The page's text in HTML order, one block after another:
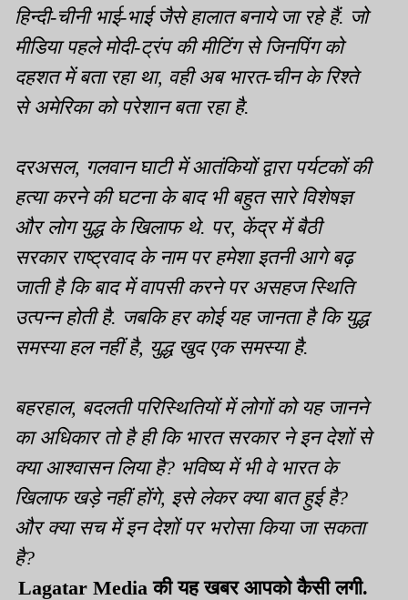
हिन्दी-चीनी भाई-भाई जैसे हालात बनाये जा रहे हैं. जो
मीडिया पहले मोदी-ट्रंप की मीटिंग से जिनपिंग को
दहशत में बता रहा था, वही अब भारत-चीन के रिश्ते
से अमेरिका को परेशान बता रहा है.
दरअसल, गलवान घाटी में आतंकियों द्वारा पर्यटकों की
हत्या करने की घटना के बाद भी बहुत सारे विशेषज्ञ
और लोग युद्ध के खिलाफ थे. पर, केंद्र में बैठी
सरकार राष्ट्रवाद के नाम पर हमेशा इतनी आगे बढ़
जाती है कि बाद में वापसी करने पर असहज स्थिति
उत्पन्न होती है. जबकि हर कोई यह जानता है कि युद्ध
समस्या हल नहीं है, युद्ध खुद एक समस्या है.
बहरहाल, बदलती परिस्थितियों में लोगों को यह जानने
का अधिकार तो है ही कि भारत सरकार ने इन देशों से
क्या आश्वासन लिया है? भविष्य में भी वे भारत के
खिलाफ खड़े नहीं होंगे, इसे लेकर क्या बात हुई है?
और क्या सच में इन देशों पर भरोसा किया जा सकता
है?
Lagatar Media की यह खबर आपको कैसी लगी.